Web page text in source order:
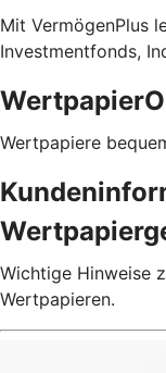
Mit VermögenPlus
Investmentfonds,
Wertpapiere
Wichtige Hinweise
Wertpapieren.